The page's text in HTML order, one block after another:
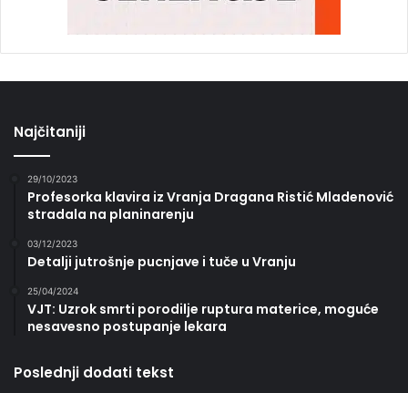
Najčitaniji
29/10/2023
Profesorka klavira iz Vranja Dragana Ristić Mladenović
stradala na planinarenju
03/12/2023
Detalji jutrošnje pucnjave i tuče u Vranju
25/04/2024
VJT: Uzrok smrti porodilje ruptura materice, moguće
nesavesno postupanje lekara
Poslednji dodati tekst